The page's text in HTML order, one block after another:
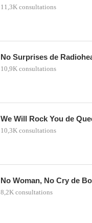
11,3K consultations
No Surprises de
10,9K consultations
We Will Rock You de
10,3K consultations
No Woman, No Cry de
8,2K consultations